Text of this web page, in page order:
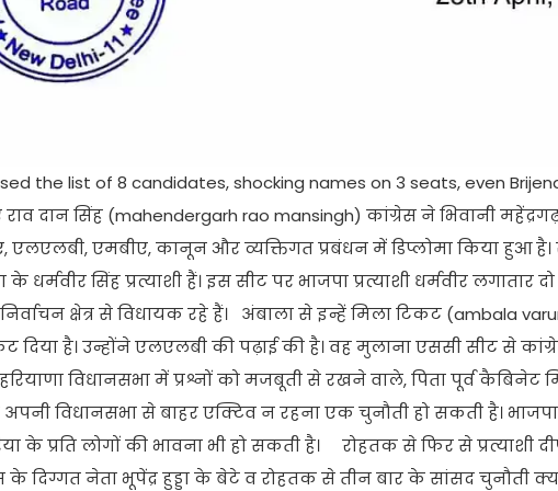
the list of 8 candidates, shocking names on 3 seats, even
दान सिंह (mahendergarh rao mansingh) कांग्रेस ने भिवानी
एमबीए, कानून और व्यक्तिगत प्रबंधन में डिप्लोमा किया हुआ है।
सिंह प्रत्याशी हैं। इस सीट पर भाजपा प्रत्याशी धर्मवीर लगातार
क्षेत्र से विधायक रहे हैं। अंबाला से इन्हें मिला टिकट (ambala
दिया है। उन्होंने एलएलबी की पढ़ाई की है। वह मुलाना एससी सीट से
विधानसभा में प्रश्नों को मजबूती से रखने वाले, पिता पूर्व कैबिनेट
विधानसभा से बाहर एक्टिव न रहना एक चुनौती हो सकती है। भाजपा
प्रति लोगों की भावना भी हो सकती है। रोहतक से फिर से प्रत्याशी
के दिग्गत नेता भूपेंद्र हुड्डा के बेटे व रोहतक से तीन बार के सांसद चुनौती